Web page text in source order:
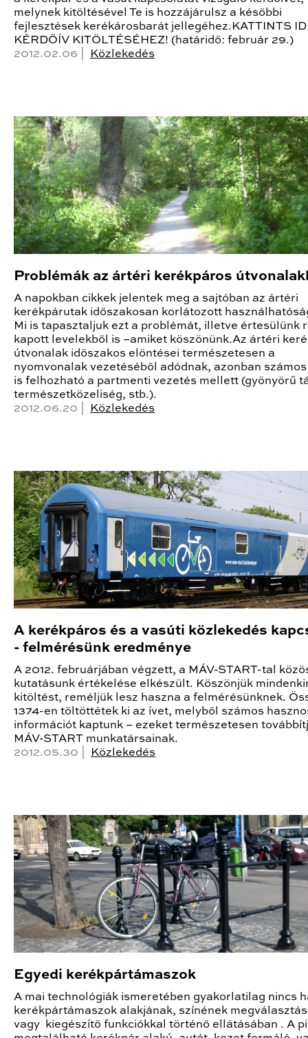
melynek kitöltésével Te is hozzájárulsz a későbbi
fejlesztések kerékárosbarát jellegéhez.KATTINTS
KÉRDŐÍV KITÖLTÉSÉHEZ! (határidő: február 29.)
2012.02.06 |
Közlekedés
Problémák az ártéri kerékpáros
A napokban cikkek jelentek meg a sajtóban az ártéri
kerékpárutak időszakosan korlátozott
Mi is tapasztaljuk ezt a problémát, illetve értesülünk
kapott levelekből is –amiket köszönünk.Az ártéri
útvonalak időszakos elöntései természetesen a
nyomvonalak vezetéséből adódnak, azonban
is felhozható a partmenti vezetés mellett (gyönyörű
természetközeliség, stb.).
2012.06.20 |
Közlekedés
A kerékpáros és a vasúti közlekedés
- felmérésünk eredménye
A 2012. februárjában végzett, a MÁV-START-tal
kutatásunk értékelése elkészült. Köszönjük
kitöltést, reméljük lesz haszna a felmérésünknek.
1374-en töltöttétek ki az ívet, melyből számos
információt kaptunk – ezeket természetesen
MÁV-START munkatársainak.
2012.05.30 |
Közlekedés
Egyedi kerékpártámaszok
A mai technológiák ismeretében gyakorlatilag nincs
kerékpártámaszok alakjának, színének
vagy kiegészítő funkciókkal történő ellátásában . A